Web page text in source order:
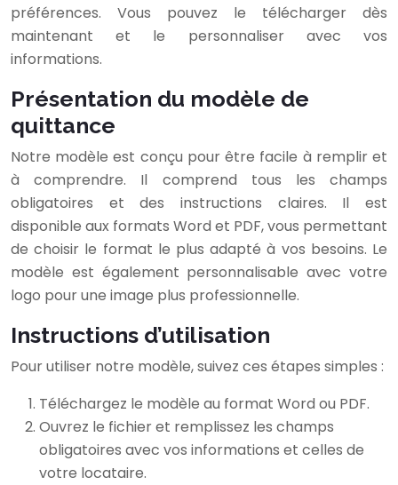
préférences. Vous pouvez le télécharger dès
maintenant et le personnaliser avec vos
informations.
Présentation du modèle de
quittance
Notre modèle est conçu pour être facile à remplir et
à comprendre. Il comprend tous les champs
obligatoires et des instructions claires. Il est
disponible aux formats Word et PDF, vous permettant
de choisir le format le plus adapté à vos besoins. Le
modèle est également personnalisable avec votre
logo pour une image plus professionnelle.
Instructions d’utilisation
Pour utiliser notre modèle, suivez ces étapes simples :
Téléchargez le modèle au format Word ou PDF.
Ouvrez le fichier et remplissez les champs
obligatoires avec vos informations et celles de
votre locataire.